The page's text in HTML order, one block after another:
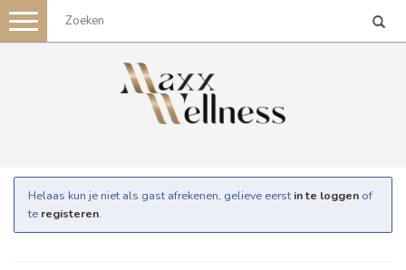
Toggle
navigation
Helaas kun je niet als gast afrekenen, gelieve eerst in te loggen of
te registeren.